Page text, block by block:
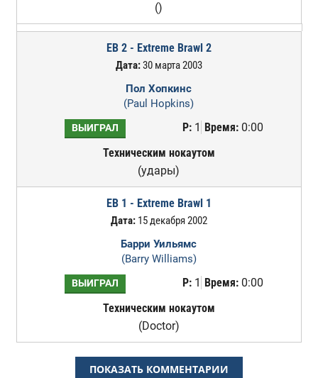
()
EB 2 - Extreme Brawl 2
Дата:30 марта 2003
Пол Хопкинс
(Paul Hopkins)
ВЫИГРАЛ Р:1 Время:0:00
Техническим нокаутом
(удары)
EB 1 - Extreme Brawl 1
Дата:15 декабря 2002
Барри Уильямс
(Barry Williams)
ВЫИГРАЛ Р:1 Время:0:00
Техническим нокаутом
(Doctor)
ПОКАЗАТЬ КОММЕНТАРИИ